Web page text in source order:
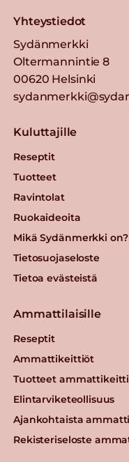
Yhteystiedot
Sydänmerkki
Oltermannintie 8
00620 Helsinki
Kuluttajille
Reseptit
Tuotteet
Ravintolat
Ruokaideoita
Mikä Sydänmerkki on?
Tietosuojaseloste
Tietoa evästeistä
Ammattilaisille
Reseptit
Ammattikeittiöt
Tuotteet
Elintarviketeollisuus
Ajankohtaista
Rekisteriseloste